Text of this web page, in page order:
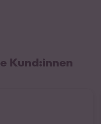
Kund:innen